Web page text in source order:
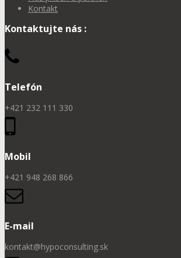
Kontakt
Kontaktujte nás :
Telefón
+421 232 111 330
Mobil
+421 948 268 866
E-mail
kontakt@hypoconsulting.sk